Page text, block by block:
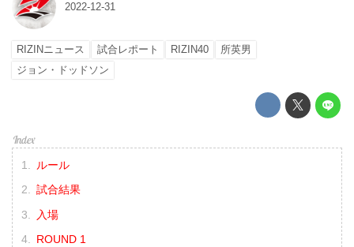
2022-12-31
RIZINニュース 試合レポート RIZIN40
所英男
ジョン・ドッドソン
ルール
試合結果
入場
ROUND 1